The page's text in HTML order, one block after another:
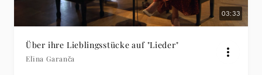
03:33
Über ihre Lieblingsstücke auf "Lieder"
Elīna Garanča